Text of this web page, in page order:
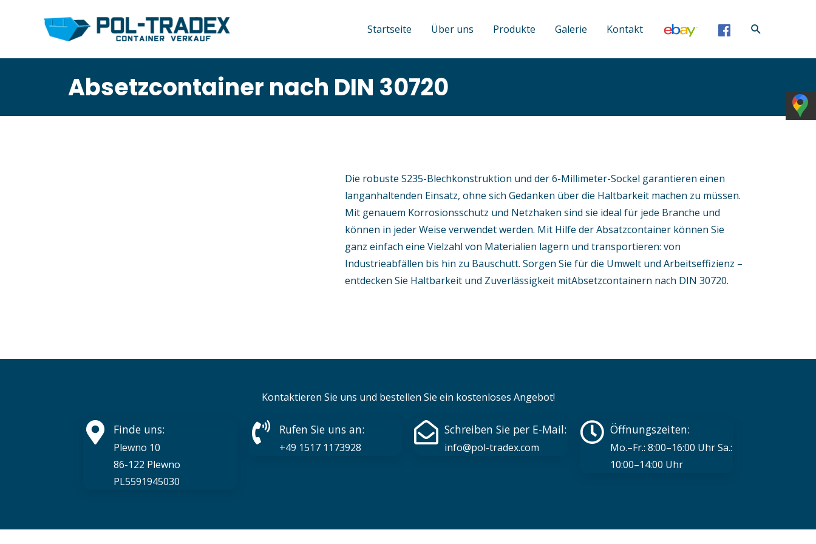
Startseite Über uns Produkte Galerie Kontakt
Absetzcontainer nach DIN 30720
Die robuste S235-Blechkonstruktion und der 6-Millimeter-Sockel garantieren einen
langanhaltenden Einsatz, ohne sich Gedanken über die Haltbarkeit machen zu müssen.
Mit genauem Korrosionsschutz und Netzhaken sind sie ideal für jede Branche und
können in jeder Weise verwendet werden. Mit Hilfe der Absatzcontainer können Sie
ganz einfach eine Vielzahl von Materialien lagern und transportieren: von
Industrieabfällen bis hin zu Bauschutt. Sorgen Sie für die Umwelt und Arbeitseffizienz –
entdecken Sie Haltbarkeit und Zuverlässigkeit mitAbsetzcontainern nach DIN 30720.
Kontaktieren Sie uns und bestellen Sie ein kostenloses Angebot!
Finde uns:
Plewno 10
86-122 Plewno
PL5591945030
Rufen Sie uns an:
+49 1517 1173928
Schreiben Sie per E-Mail:
info@pol-tradex.com
Öffnungszeiten:
Mo.–Fr.: 8:00–16:00 Uhr Sa.:
10:00–14:00 Uhr